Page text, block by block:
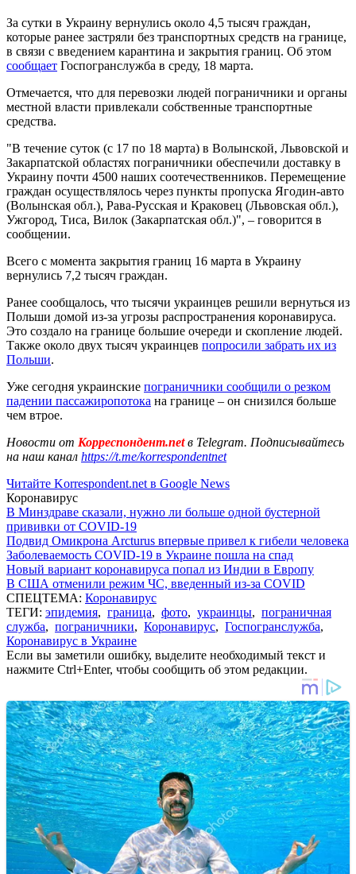
За сутки в Украину вернулись около 4,5 тысяч граждан,
которые ранее застряли без транспортных средств на границе,
в связи с введением карантина и закрытия границ. Об этом
сообщает Госпогранслужба в среду, 18 марта.
Отмечается, что для перевозки людей пограничники и органы
местной власти привлекали собственные транспортные
средства.
"В течение суток (с 17 по 18 марта) в Волынской, Львовской и
Закарпатской областях пограничники обеспечили доставку в
Украину почти 4500 наших соотечественников. Перемещение
граждан осуществлялось через пункты пропуска Ягодин-авто
(Волынская обл.), Рава-Русская и Краковец (Львовская обл.),
Ужгород, Тиса, Вилок (Закарпатская обл.)", – говорится в
сообщении.
Всего с момента закрытия границ 16 марта в Украину
вернулись 7,2 тысяч граждан.
Ранее сообщалось, что тысячи украинцев решили вернуться из
Польши домой из-за угрозы распространения коронавируса.
Это создало на границе большие очереди и скопление людей.
Также около двух тысяч украинцев попросили забрать их из
Польши.
Уже сегодня украинские пограничники сообщили о резком
падении пассажиропотока на границе – он снизился больше
чем втрое.
Новости от Корреспондент.netв Telegram. Подписывайтесь
на наш канал https://t.me/korrespondentnet
Читайте Korrespondent.net в Google News
Коронавирус
В Минздраве сказали, нужно ли больше одной бустерной
прививки от COVID-19
Подвид Омикрона Arcturus впервые привел к гибели человека
Заболеваемость COVID-19 в Украине пошла на спад
Новый вариант коронавируса попал из Индии в Европу
В США отменили режим ЧС, введенный из-за COVID
СПЕЦТЕМА: Коронавирус
ТЕГИ: эпидемия, граница, фото, украинцы, пограничная
служба, пограничники, Коронавирус, Госпогранслужба,
Коронавирус в Украине
Если вы заметили ошибку, выделите необходимый текст и
нажмите Ctrl+Enter, чтобы сообщить об этом редакции.